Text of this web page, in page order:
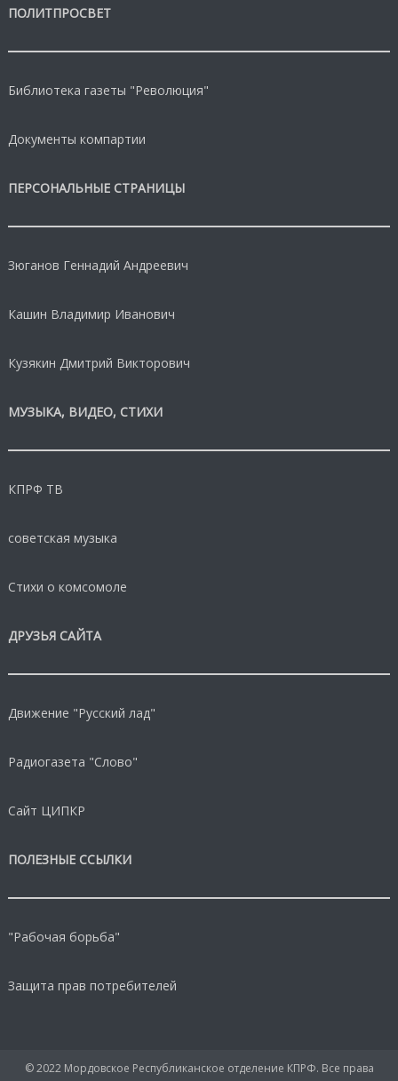
ПОЛИТПРОСВЕТ
Библиотека газеты "Революция"
Документы компартии
ПЕРСОНАЛЬНЫЕ СТРАНИЦЫ
Зюганов Геннадий Андреевич
Кашин Владимир Иванович
Кузякин Дмитрий Викторович
МУЗЫКА, ВИДЕО, СТИХИ
КПРФ ТВ
советская музыка
Стихи о комсомоле
ДРУЗЬЯ САЙТА
Движение "Русский лад"
Радиогазета "Слово"
Сайт ЦИПКР
ПОЛЕЗНЫЕ ССЫЛКИ
"Рабочая борьба"
Защита прав потребителей
© 2022 Мордовское Республиканское отделение КПРФ. Все права